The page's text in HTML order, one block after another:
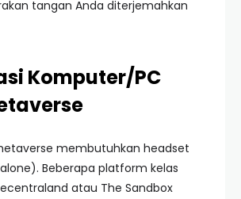
tangan Anda diterjemahkan
Komputer/PC
membutuhkan headset
Beberapa platform kelas
atau The Sandbox